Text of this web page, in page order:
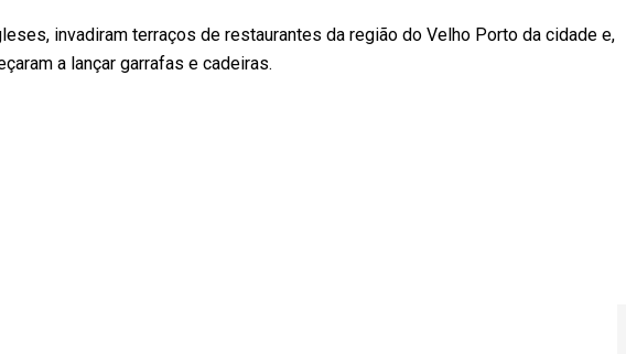
invadiram terraços de restaurantes da região do Velho Porto da cidade e,
a lançar garrafas e cadeiras.